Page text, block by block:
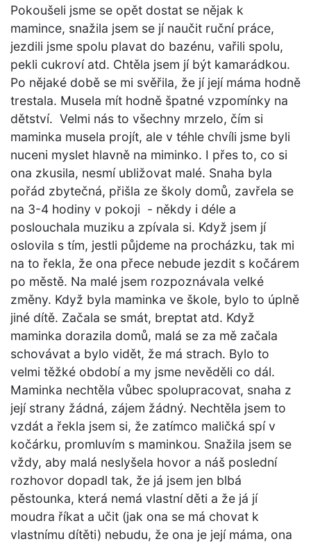
Pokoušeli jsme se opět dostat se nějak k
mamince, snažila jsem se jí naučit ruční práce,
jezdili jsme spolu plavat do bazénu, vařili spolu,
pekli cukroví atd. Chtěla jsem jí být kamarádkou.
Po nějaké době se mi svěřila, že jí její máma hodně
trestala. Musela mít hodně špatné vzpomínky na
dětství. Velmi nás to všechny mrzelo, čím si
maminka musela projít, ale v téhle chvíli jsme byli
nuceni myslet hlavně na miminko. I přes to, co si
ona zkusila, nesmí ubližovat malé. Snaha byla
pořád zbytečná, přišla ze školy domů, zavřela se
na 3-4 hodiny v pokoji - někdy i déle a
poslouchala muziku a zpívala si. Když jsem jí
oslovila s tím, jestli půjdeme na procházku, tak mi
na to řekla, že ona přece nebude jezdit s kočárem
po městě. Na malé jsem rozpoznávala velké
změny. Když byla maminka ve škole, bylo to úplně
jiné dítě. Začala se smát, breptat atd. Když
maminka dorazila domů, malá se za mě začala
schovávat a bylo vidět, že má strach. Bylo to
velmi těžké období a my jsme nevěděli co dál.
Maminka nechtěla vůbec spolupracovat, snaha z
její strany žádná, zájem žádný. Nechtěla jsem to
vzdát a řekla jsem si, že zatímco maličká spí v
kočárku, promluvím s maminkou. Snažila jsem se
vždy, aby malá neslyšela hovor a náš poslední
rozhovor dopadl tak, že já jsem jen blbá
pěstounka, která nemá vlastní děti a že já jí
moudra říkat a učit (jak ona se má chovat k
vlastnímu dítěti) nebudu, že ona je její máma, ona